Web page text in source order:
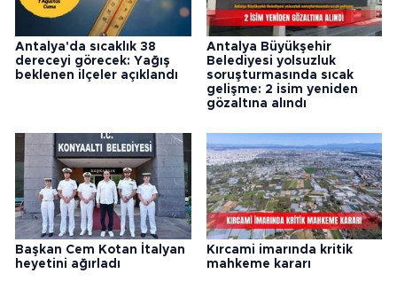
Antalya'da sıcaklık 38
dereceyi görecek: Yağış
beklenen ilçeler açıklandı
Antalya Büyükşehir
Belediyesi yolsuzluk
soruşturmasında sıcak
gelişme: 2 isim yeniden
gözaltına alındı
Başkan Cem Kotan İtalyan
heyetini ağırladı
Kırcami imarında kritik
mahkeme kararı